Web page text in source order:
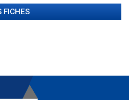
FICHES